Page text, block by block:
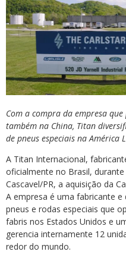
Com a compra da empresa
também na China, Titan
de pneus especiais na América
A Titan Internacional,
oficialmente no Brasil,
Cascavel/PR, a aquisição da
A empresa é uma fabricante e
pneus e rodas especiais que
fabris nos Estados Unidos e
gerencia internamente 12
redor do mundo.